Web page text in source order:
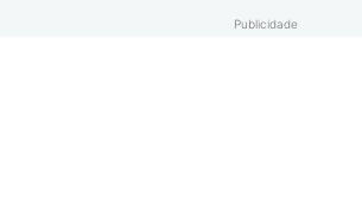
Publicidade